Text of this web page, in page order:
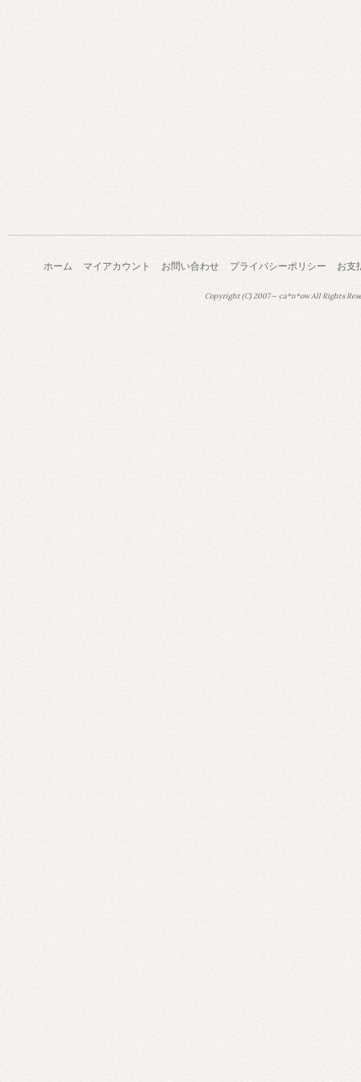
ホーム マイアカウント お問い合わせ プライバシーポリシー お支
Copyright (C) 2007～ ca*n*ow All Rights